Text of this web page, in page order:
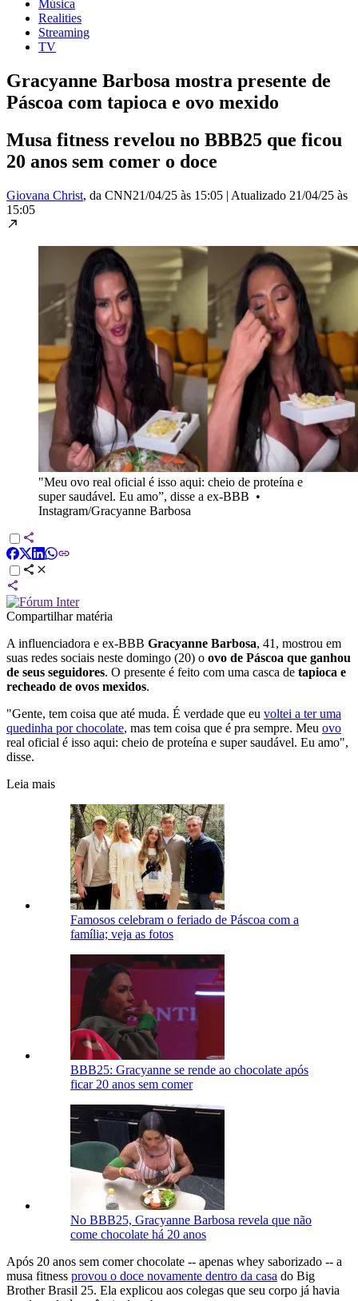
Música
Realities
Streaming
TV
Gracyanne Barbosa mostra presente de
Páscoa com tapioca e ovo mexido
Musa fitness revelou no BBB25 que ficou
20 anos sem comer o doce
Giovana Christ, da CNN21/04/25 às 15:05 | Atualizado 21/04/25 às
15:05
"Meu ovo real oficial é isso aqui: cheio de proteína e
super saudável. Eu amo”, disse a ex-BBB •
Instagram/Gracyanne Barbosa
Compartilhar matéria
A influenciadora e ex-BBB Gracyanne Barbosa, 41, mostrou em
suas redes sociais neste domingo (20) o ovo de Páscoa que ganhou
de seus seguidores. O presente é feito com uma casca de tapioca e
recheado de ovos mexidos.
"Gente, tem coisa que até muda. É verdade que eu voltei a ter uma
quedinha por chocolate, mas tem coisa que é pra sempre. Meu ovo
real oficial é isso aqui: cheio de proteína e super saudável. Eu amo",
disse.
Leia mais
Famosos celebram o feriado de Páscoa com a
família; veja as fotos
BBB25: Gracyanne se rende ao chocolate após
ficar 20 anos sem comer
No BBB25, Gracyanne Barbosa revela que não
come chocolate há 20 anos
Após 20 anos sem comer chocolate -- apenas whey saborizado -- a
musa fitness provou o doce novamente dentro da casa do Big
Brother Brasil 25. Ela explicou aos colegas que seu corpo já havia